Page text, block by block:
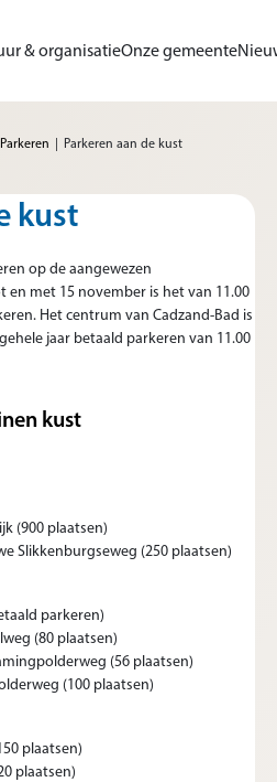
& organisatieOnze gemeente
Parkeren Parkeren aan de kust
kust
op de aangewezen
en met 15 november is het van 11.00
Het centrum van Cadzand-Bad is
jaar betaald parkeren van 11.00
kust
(900 plaatsen)
Slikkenburgseweg (250 plaatsen)
parkeren)
(80 plaatsen)
(56 plaatsen)
(100 plaatsen)
plaatsen)
plaatsen)